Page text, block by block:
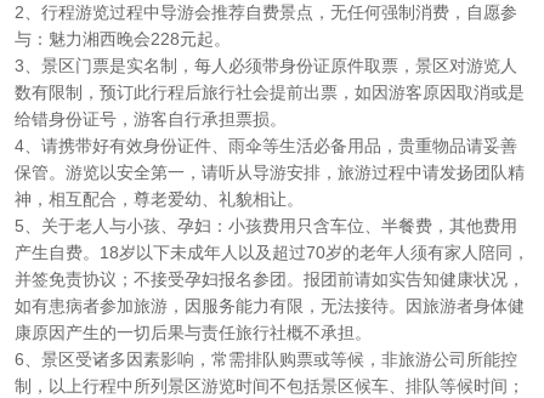
2、行程游览过程中导游会推荐自费景点，无任何强制消费，自愿参
与：魅力湘西晚会228元起。
3、景区门票是实名制，每人必须带身份证原件取票，景区对游览人
数有限制，预订此行程后旅行社会提前出票，如因游客原因取消或是
给错身份证号，游客自行承担票损。
4、请携带好有效身份证件、雨伞等生活必备用品，贵重物品请妥善
保管。游览以安全第一，请听从导游安排，旅游过程中请发扬团队精
神，相互配合，尊老爱幼、礼貌相让。
5、关于老人与小孩、孕妇：小孩费用只含车位、半餐费，其他费用
产生自费。18岁以下未成年人以及超过70岁的老年人须有家人陪同，
并签免责协议；不接受孕妇报名参团。报团前请如实告知健康状况，
如有患病者参加旅游，因服务能力有限，无法接待。因旅游者身体健
康原因产生的一切后果与责任旅行社概不承担。
6、景区受诸多因素影响，常需排队购票或等候，非旅游公司所能控
制，以上行程中所列景区游览时间不包括景区候车、排队等候时间；